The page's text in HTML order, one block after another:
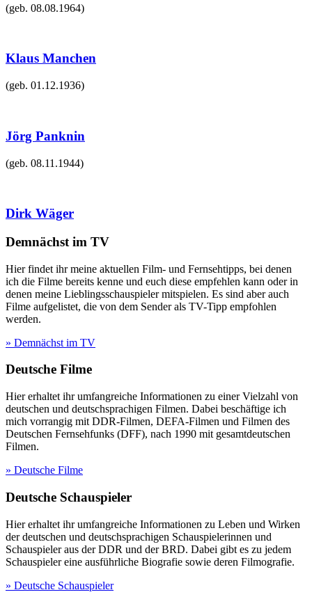
(geb. 08.08.1964)
Klaus Manchen
(geb. 01.12.1936)
Jörg Panknin
(geb. 08.11.1944)
Dirk Wäger
Demnächst im TV
Hier findet ihr meine aktuellen Film- und Fernsehtipps, bei denen
ich die Filme bereits kenne und euch diese empfehlen kann oder in
denen meine Lieblingsschauspieler mitspielen. Es sind aber auch
Filme aufgelistet, die von dem Sender als TV-Tipp empfohlen
werden.
» Demnächst im TV
Deutsche Filme
Hier erhaltet ihr umfangreiche Informationen zu einer Vielzahl von
deutschen und deutschsprachigen Filmen. Dabei beschäftige ich
mich vorrangig mit DDR-Filmen, DEFA-Filmen und Filmen des
Deutschen Fernsehfunks (DFF), nach 1990 mit gesamtdeutschen
Filmen.
» Deutsche Filme
Deutsche Schauspieler
Hier erhaltet ihr umfangreiche Informationen zu Leben und Wirken
der deutschen und deutschsprachigen Schauspielerinnen und
Schauspieler aus der DDR und der BRD. Dabei gibt es zu jedem
Schauspieler eine ausführliche Biografie sowie deren Filmografie.
» Deutsche Schauspieler